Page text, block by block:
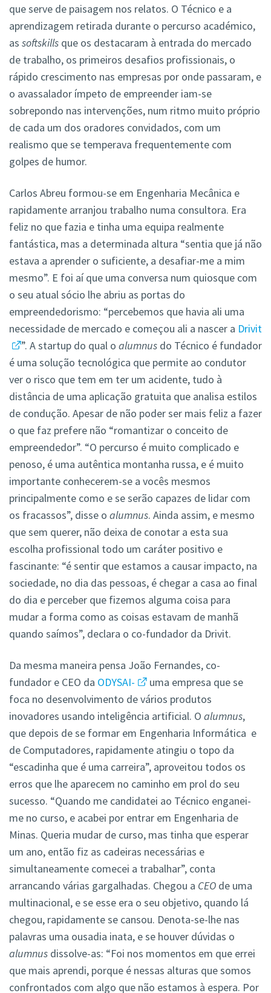
que serve de paisagem nos relatos. O Técnico e a
aprendizagem retirada durante o percurso académico,
as softskills que os destacaram à entrada do mercado
de trabalho, os primeiros desafios profissionais, o
rápido crescimento nas empresas por onde passaram, e
o avassalador ímpeto de empreender iam-se
sobrepondo nas intervenções, num ritmo muito próprio
de cada um dos oradores convidados, com um
realismo que se temperava frequentemente com
golpes de humor.
Carlos Abreu formou-se em Engenharia Mecânica e
rapidamente arranjou trabalho numa consultora. Era
feliz no que fazia e tinha uma equipa realmente
fantástica, mas a determinada altura “sentia que já não
estava a aprender o suficiente, a desafiar-me a mim
mesmo”. E foi aí que uma conversa num quiosque com
o seu atual sócio lhe abriu as portas do
empreendedorismo: “percebemos que havia ali uma
necessidade de mercado e começou ali a nascer a Drivit
”. A startup do qual o alumnusdo Técnico é fundador
é uma solução tecnológica que permite ao condutor
ver o risco que tem em ter um acidente, tudo à
distância de uma aplicação gratuita que analisa estilos
de condução. Apesar de não poder ser mais feliz a fazer
o que faz prefere não “romantizar o conceito de
empreendedor”. “O percurso é muito complicado e
penoso, é uma autêntica montanha russa, e é muito
importante conhecerem-se a vocês mesmos
principalmente como e se serão capazes de lidar com
os fracassos”, disse o alumnus. Ainda assim, e mesmo
que sem querer, não deixa de conotar a esta sua
escolha profissional todo um caráter positivo e
fascinante: “é sentir que estamos a causar impacto, na
sociedade, no dia das pessoas, é chegar a casa ao final
do dia e perceber que fizemos alguma coisa para
mudar a forma como as coisas estavam de manhã
quando saímos”, declara o co-fundador da Drivit.
Da mesma maneira pensa João Fernandes, co-
fundador e CEO da ODYSAI-
uma empresa que se
foca no desenvolvimento de vários produtos
inovadores usando inteligência artificial. O alumnus,
que depois de se formar em Engenharia Informática e
de Computadores, rapidamente atingiu o topo da
“escadinha que é uma carreira”, aproveitou todos os
erros que lhe aparecem no caminho em prol do seu
sucesso. “Quando me candidatei ao Técnico enganei-
me no curso, e acabei por entrar em Engenharia de
Minas. Queria mudar de curso, mas tinha que esperar
um ano, então fiz as cadeiras necessárias e
simultaneamente comecei a trabalhar”, conta
arrancando várias gargalhadas. Chegou a CEO de uma
multinacional, e se esse era o seu objetivo, quando lá
chegou, rapidamente se cansou. Denota-se-lhe nas
palavras uma ousadia inata, e se houver dúvidas o
alumnus dissolve-as: “Foi nos momentos em que errei
que mais aprendi, porque é nessas alturas que somos
confrontados com algo que não estamos à espera. Por